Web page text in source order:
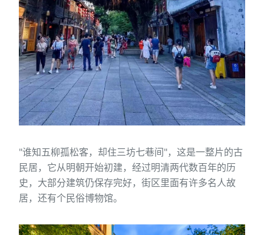
"谁知五柳孤松客，却住三坊七巷间"，这是一整片的古
民居，它从明朝开始初建，经过明清两代数百年的历
史，大部分建筑仍保存完好，街区里面有许多名人故
居，还有个民俗博物馆。